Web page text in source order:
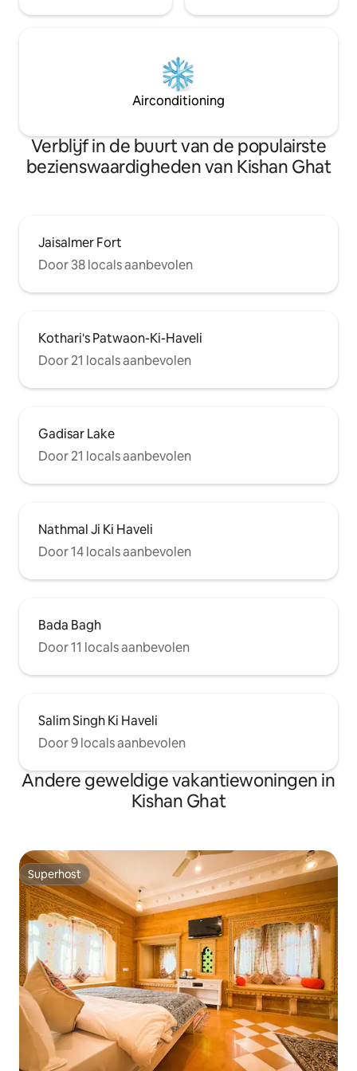
Airconditioning
Verblijf in de buurt van de populairste
bezienswaardigheden van Kishan Ghat
Jaisalmer Fort
Door 38 locals aanbevolen
Kothari's Patwaon-Ki-Haveli
Door 21 locals aanbevolen
Gadisar Lake
Door 21 locals aanbevolen
Nathmal Ji Ki Haveli
Door 14 locals aanbevolen
Bada Bagh
Door 11 locals aanbevolen
Salim Singh Ki Haveli
Door 9 locals aanbevolen
Andere geweldige vakantiewoningen in
Kishan Ghat
Superhost
Superhost